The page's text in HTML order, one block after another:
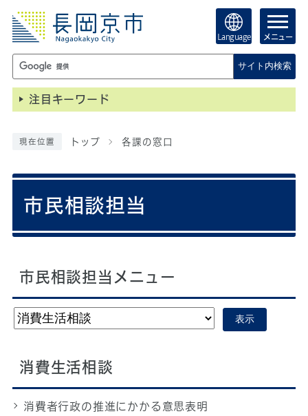
Language メニュー
サイト内検索
注目キーワード
現在位置 トップ 各課の窓口
市民相談担当
市民相談担当メニュー
表示
消費生活相談
消費者行政の推進にかかる意思表明